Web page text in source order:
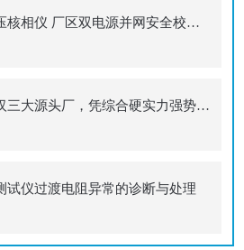
化工工矿专用无线高压核相仪 厂区双电源并网安全校核设备
中部电力圈热议！武汉三大源头厂，凭综合硬实力强势出圈！无线高压核相器
试仪过渡电阻异常的诊断与处理​